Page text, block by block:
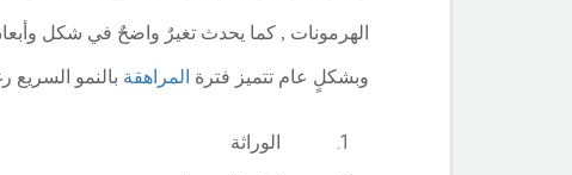
الهرمونات , كما يحدث تغيرٌ واضحٌ في شكل
وبشكلٍ عام تتميز فترة المراهقة بالنمو
الوراثة